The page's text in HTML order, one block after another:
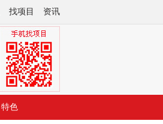
找项目 资讯
特色